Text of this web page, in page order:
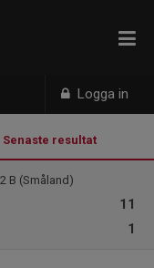
Logga in
Senaste resultat
B (Småland)
11
1